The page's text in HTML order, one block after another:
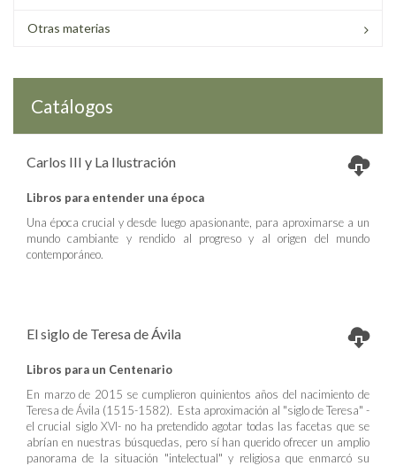
Otras materias
Catálogos
Carlos III y La Ilustración
Libros para entender una época
Una época crucial y desde luego apasionante, para aproximarse a un
mundo cambiante y rendido al progreso y al origen del mundo
contemporáneo.
El siglo de Teresa de Ávila
Libros para un Centenario
En marzo de 2015 se cumplieron quinientos años del nacimiento de
Teresa de Ávila (1515-1582). Esta aproximación al "siglo de Teresa" -
el crucial siglo XVI- no ha pretendido agotar todas las facetas que se
abrían en nuestras búsquedas, pero sí han querido ofrecer un amplio
panorama de la situación "intelectual" y religiosa que enmarcó su